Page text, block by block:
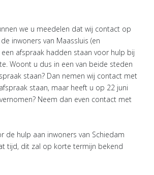
we u meedelen dat wij contact op
inwoners van Maassluis (en
een afspraak hadden staan voor hulp bij
Woont u dus in een van beide steden
staan? Dan nemen wij contact met
staan, maar heeft u op 22 juni
Neem dan even contact met
de hulp aan inwoners van Schiedam
tijd, dit zal op korte termijn bekend